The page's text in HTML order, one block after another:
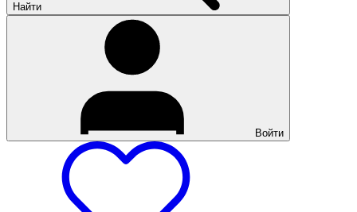
Найти
Войти